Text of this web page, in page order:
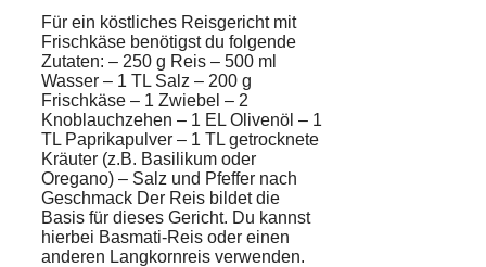
Für ein köstliches Reisgericht mit
Frischkäse benötigst du folgende
Zutaten: – 250 g Reis – 500 ml
Wasser – 1 TL Salz – 200 g
Frischkäse – 1 Zwiebel – 2
Knoblauchzehen – 1 EL Olivenöl – 1
TL Paprikapulver – 1 TL getrocknete
Kräuter (z.B. Basilikum oder
Oregano) – Salz und Pfeffer nach
Geschmack Der Reis bildet die
Basis für dieses Gericht. Du kannst
hierbei Basmati-Reis oder einen
anderen Langkornreis verwenden.